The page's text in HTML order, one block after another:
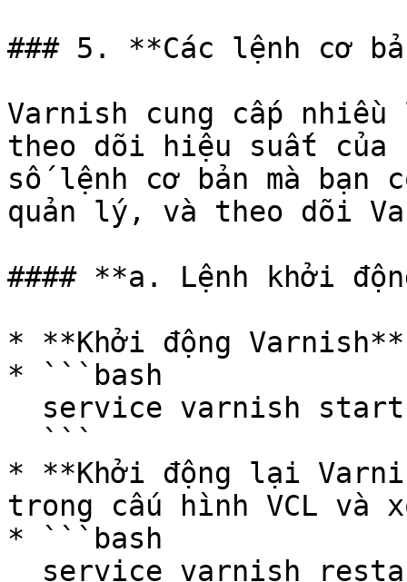
### 5. **Các lệnh cơ
Varnish cung cấp
theo dõi hiệu suất của
số lệnh cơ bản mà bạn
quản lý, và theo dõi
#### **a. Lệnh khởi
* **Khởi động
* ```bash
* **Khởi động lại
trong cấu hình VCL và
* ```bash